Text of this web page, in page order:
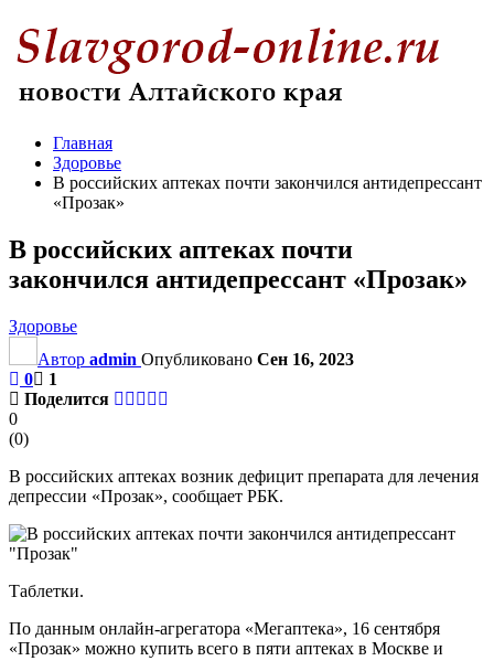
Главная
Здоровье
В российских аптеках почти закончился антидепрессант
«Прозак»
В российских аптеках почти
закончился антидепрессант «Прозак»
Здоровье
Автор admin Опубликовано Сен 16, 2023
0
1
Поделится
0
(0)
В российских аптеках возник дефицит препарата для лечения
депрессии «Прозак», сообщает РБК.
Таблетки.
По данным онлайн-агрегатора «Мегаптека», 16 сентября
«Прозак» можно купить всего в пяти аптеках в Москве и